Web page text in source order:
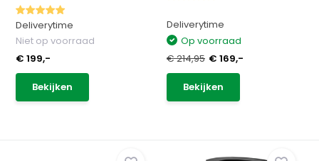
Deliverytime
Niet op voorraad
€ 199,-
Bekijken
Deliverytime
Op voorraad
€ 214,95 € 169,-
Bekijken